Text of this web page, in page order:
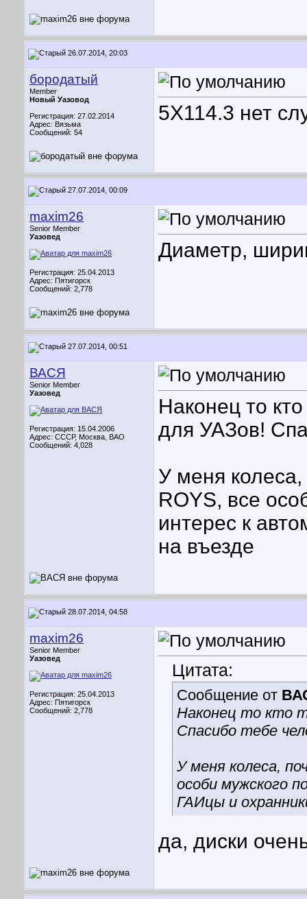
26.07.2014, 20:03
бородатый
Member
Новый Уазовод
Регистрация: 27.02.2014
Адрес: Вязьма
Сообщений: 54
5Х114.3 нет
27.07.2014, 00:09
maxim26
Senior Member
Уазовед
Регистрация: 25.04.2013
Адрес: Пятигорск
Сообщений: 2,778
Диаметр,
27.07.2014, 00:51
ВАСЯ
Senior Member
Уазовед
Регистрация: 15.04.2006
Адрес: СССР, Москва, ВАО
Сообщений: 4,028
Наконец то
для УАЗов!
У меня колеса,
ROYS, все
интерес к
на въезде
28.07.2014, 04:58
maxim26
Senior Member
Уазовед
Регистрация: 25.04.2013
Адрес: Пятигорск
Сообщений: 2,778
Цитата:
Сообщение от
Наконец то кто
Спасибо тебе
У меня колеса,
особи мужского
ГАИцы и
да, диски